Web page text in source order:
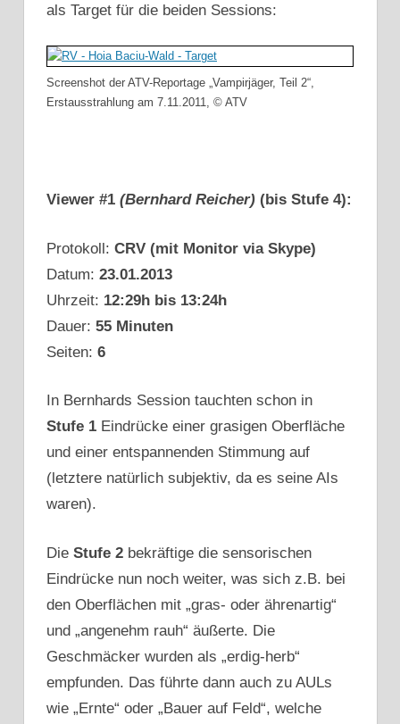
als Target für die beiden Sessions:
Screenshot der ATV-Reportage „Vampirjäger, Teil 2“,
Erstausstrahlung am 7.11.2011, © ATV
Viewer #1 (Bernhard Reicher) (bis Stufe 4):
Protokoll: CRV (mit Monitor via Skype)
Datum: 23.01.2013
Uhrzeit: 12:29h bis 13:24h
Dauer: 55 Minuten
Seiten: 6
In Bernhards Session tauchten schon in
Stufe 1 Eindrücke einer grasigen Oberfläche
und einer entspannenden Stimmung auf
(letztere natürlich subjektiv, da es seine AIs
waren).
Die Stufe 2 bekräftige die sensorischen
Eindrücke nun noch weiter, was sich z.B. bei
den Oberflächen mit „gras- oder ährenartig“
und „angenehm rauh“ äußerte. Die
Geschmäcker wurden als „erdig-herb“
empfunden. Das führte dann auch zu AULs
wie „Ernte“ oder „Bauer auf Feld“, welche